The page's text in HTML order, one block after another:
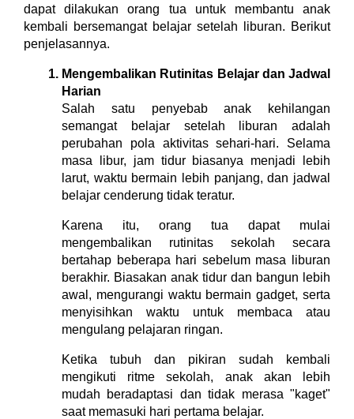
dapat dilakukan orang tua untuk membantu anak
kembali bersemangat belajar setelah liburan. Berikut
penjelasannya.
Mengembalikan Rutinitas Belajar dan Jadwal
Harian
Salah satu penyebab anak kehilangan
semangat belajar setelah liburan adalah
perubahan pola aktivitas sehari-hari. Selama
masa libur, jam tidur biasanya menjadi lebih
larut, waktu bermain lebih panjang, dan jadwal
belajar cenderung tidak teratur.
Karena itu, orang tua dapat mulai
mengembalikan rutinitas sekolah secara
bertahap beberapa hari sebelum masa liburan
berakhir. Biasakan anak tidur dan bangun lebih
awal, mengurangi waktu bermain gadget, serta
menyisihkan waktu untuk membaca atau
mengulang pelajaran ringan.
Ketika tubuh dan pikiran sudah kembali
mengikuti ritme sekolah, anak akan lebih
mudah beradaptasi dan tidak merasa "kaget"
saat memasuki hari pertama belajar.